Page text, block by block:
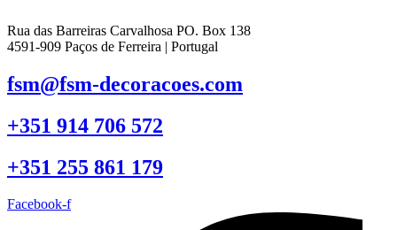
Rua das Barreiras Carvalhosa PO. Box 138
4591-909 Paços de Ferreira | Portugal
fsm@fsm-decoracoes.com
+351 914 706 572
+351 255 861 179
Facebook-f